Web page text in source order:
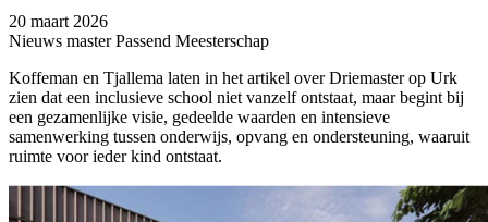
20 maart 2026
Nieuws master Passend Meesterschap
Koffeman en Tjallema laten in het artikel over Driemaster op Urk
zien dat een inclusieve school niet vanzelf ontstaat, maar begint bij
een gezamenlijke visie, gedeelde waarden en intensieve
samenwerking tussen onderwijs, opvang en ondersteuning, waaruit
ruimte voor ieder kind ontstaat.